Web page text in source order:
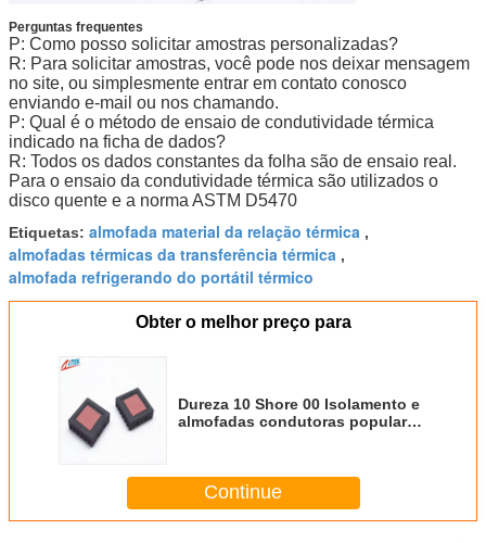
Perguntas frequentes
P: Como posso solicitar amostras personalizadas?
R: Para solicitar amostras, você pode nos deixar mensagem
no site, ou simplesmente entrar em contato conosco
enviando e-mail ou nos chamando.
P: Qual é o método de ensaio de condutividade térmica
indicado na ficha de dados?
R: Todos os dados constantes da folha são de ensaio real.
Para o ensaio da condutividade térmica são utilizados o
disco quente e a norma ASTM D5470
Etiquetas: almofada material da relação térmica ,
almofadas térmicas da transferência térmica ,
almofada refrigerando do portátil térmico
Obter o melhor preço para
Dureza 10 Shore 00 Isolamento e
almofadas condutoras populares
Continue